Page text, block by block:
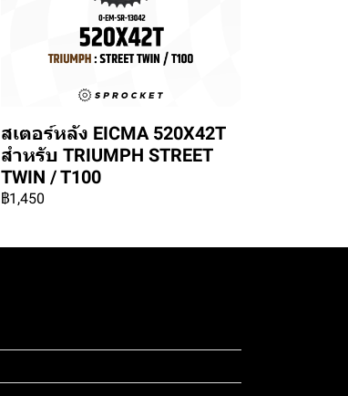
สเตอร์หลัง EICMA 520X42T
สำหรับ TRIUMPH STREET
TWIN / T100
฿1,450